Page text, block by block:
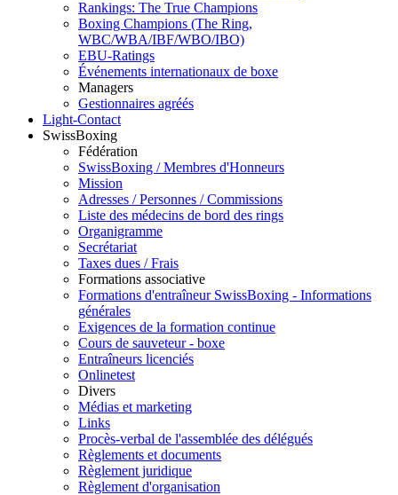
Rankings: The True Champions
Boxing Champions (The Ring,
WBC/WBA/IBF/WBO/IBO)
EBU-Ratings
Événements internationaux de boxe
Managers
Gestionnaires agréés
Light-Contact
SwissBoxing
Fédération
SwissBoxing / Membres d'Honneurs
Mission
Adresses / Personnes / Commissions
Liste des médecins de bord des rings
Organigramme
Secrétariat
Taxes dues / Frais
Formations associative
Formations d'entraîneur SwissBoxing - Informations
générales
Exigences de la formation continue
Cours de sauveteur - boxe
Entraîneurs licenciés
Onlinetest
Divers
Médias et marketing
Links
Procès-verbal de l'assemblée des délégués
Règlements et documents
Règlement juridique
Règlement d'organisation